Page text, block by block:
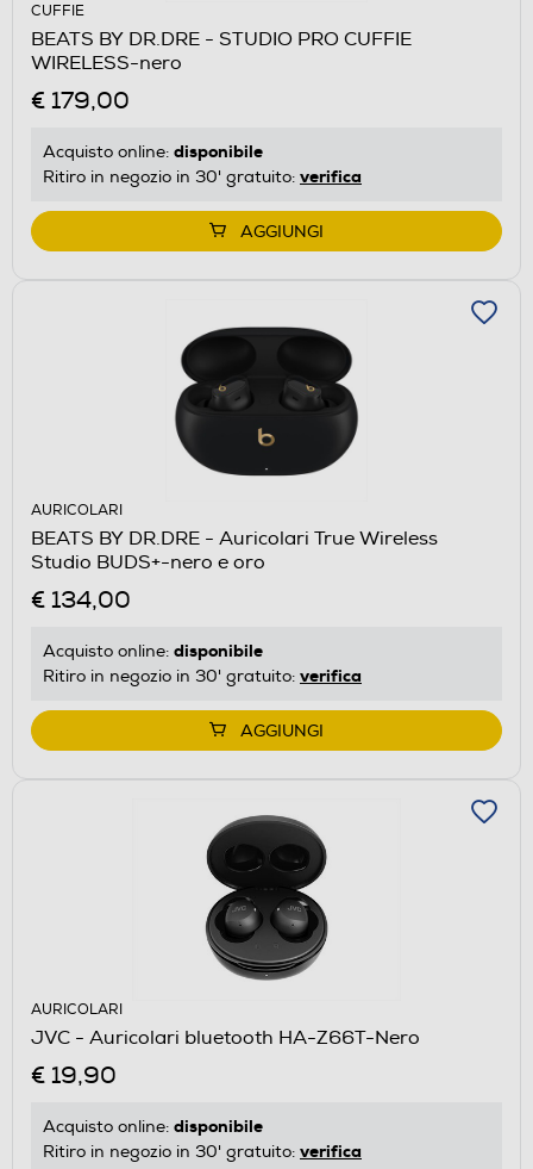
CUFFIE
BEATS BY DR.DRE - STUDIO PRO CUFFIE
WIRELESS-nero
€ 179,00
Acquisto online: disponibile
Ritiro in negozio in 30' gratuito: verifica
AGGIUNGI
AURICOLARI
BEATS BY DR.DRE - Auricolari True Wireless
Studio BUDS+-nero e oro
€ 134,00
Acquisto online: disponibile
Ritiro in negozio in 30' gratuito: verifica
AGGIUNGI
AURICOLARI
JVC - Auricolari bluetooth HA-Z66T-Nero
€ 19,90
Acquisto online: disponibile
Ritiro in negozio in 30' gratuito: verifica